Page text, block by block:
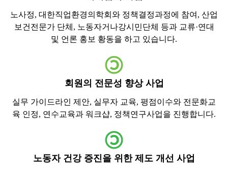
노사정, 대한직업환경의학회와 정책결정과정에 참여, 산업
보건전문가 단체, 노동자거나강시민단체 등과 교류·연대
및 언론 홍보 황동을 하고 있습니다.
회원의 전문성 향상 사업
실무 가이드라인 제안, 실무자 교육, 평점이수와 전문화교
육 인정, 연수교육과 워크샵, 정책연구사업을 진행합니다.
노동자 건강 증진을 위한 제도 개선 사업